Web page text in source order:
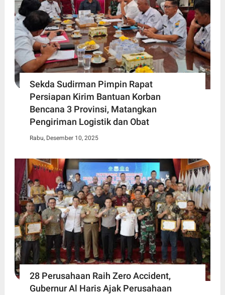
Sekda Sudirman Pimpin Rapat
Persiapan Kirim Bantuan Korban
Bencana 3 Provinsi, Matangkan
Pengiriman Logistik dan Obat
Rabu, Desember 10, 2025
28 Perusahaan Raih Zero Accident,
Gubernur Al Haris Ajak Perusahaan